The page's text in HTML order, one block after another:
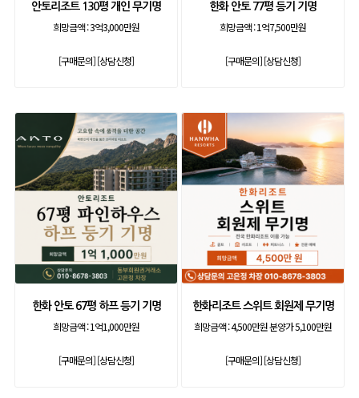
안토리조트 130평 개인 무기명
희망금액 :3억3,000만원
[구매문의][상담신청]
한화 안토 77평 등기 기명
희망금액 :1억7,500만원
[구매문의][상담신청]
한화 안토 67평 하프 등기 기명
희망금액 :1억1,000만원
[구매문의][상담신청]
한화리조트 스위트 회원제 무기명
희망금액 :4,500만원 분양가 5,100만원
[구매문의][상담신청]